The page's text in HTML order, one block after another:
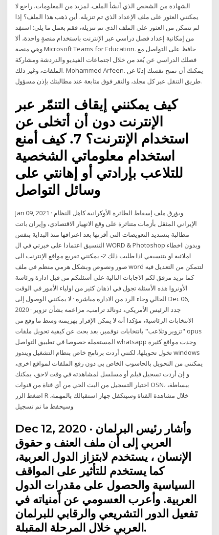
الشهادة من الشخص الذي أنشأ الملف. لمزيد من المعلومات، راجع لا
يمكنني العثور على ملف الإعداد الذي تم تنزيله. أين ذهب هذا الملف؟ إذا
لم تتمكن من العثور على الملف الذي تم تنزيله، فقم بعمل ما يلي: استفِد
من إمكانية إعداد فصل دراسي عبر الإنترنت باستخدام منصةٍ واحدة، ألا
وهي منصة Microsoft Teams for Education. حافظ على التواصل مع
فصلك الدراسي عن بُعد من خلال اجتماعات الفيديو والدردشة ومشاركة
الملفات، وغير ذلك. Mohammed Arfeen. يمكنك أن تمنح نفسك إذنًا عن
طريق التنقل عبر كل مجلد، والنقر فوق متابعة عند مطالبتك بإذن مسؤول.
كيف يمكنني إيقاف التنمّر عبر
الإنترنت دون أن أتخلى عن
استخدام الإنترنت؟ 7. كيف أمنع
استخدام معلوماتي الشخصية
للتلاعب بإرادتي أو إهانتي على
Jan 09, 2021 · ويؤرق ملف إسقاط الطائرة الأوكرانية كاهل النظام
الإيراني المثقل بأزمات متناثرة على وقع الانهيار الاقتصادي، وإيران باتت
مطالبة بتسديد التعويضات التي أقرتها بعد اعترافها منذ البداية بنفس
التنسيق اعتمادا على خبرتي في ال WORD & Photoshop وبدون اخطاء
املائية او بتنسيقي اذا طلبت ذلك 2- يمكنني تفريغ مواقع الإنترنت الى
صور ونصوص وبشكل هرمي منظم في ملف word لتتمكن من التعديل فيه
كما تريد مرفق لكم الاجابات التالية على أسئلتكم من قبل ادارة ورئاسة
الأونروا هذه الأسئلة تجول في اذهان كثير من اولياء الأمور في الوقت
الحالي وجاء الرد من الادارة مباشرة · لا يمكنني الوصول إلى Dec 06,
2020 · جدد الرئيس الأمريكي، دونالد ترامب، مزاعمه بشأن تزوير
الانتخابات الرئاسية، مؤكدا أنه لا يمكن الإقرار بهزيمته وسط ما وقع من
"تزوير وتلاعب" بانتخابات نوفمبر. بعد بحث عن كيفية تحويل ملفات opus
المستعملة خصوصا في تطبيق التواصل whatsapp وجدت مواقع كثيرة
تخول تحويلها، لكنني أردت برنامج خاص بنظام التشغيل ويندوز windows
يمكنني من التحويل بالحاسوب الخاص بي دون رفع الملفات لمواقع اخرى،
و إن أردت تسجيل فيلم أو مسلسل لمشاهدته في وقت لاحق، يمكنك
اختيار التسجيل من البث الحي من أي قناة من قنوات OSN، ببساطة،
اضغط الزر R خلال مشاهدة القناة وسيتكفل جهاز استقبالك بالمهمة،
وسيحفظ ما تم تسجيل
Dec 12, 2020 · وأشار رئيس البرلمان
العربي إلى أن ملف العنف و حقوق
الإنسان ، يستخدم لابتزاز الدول العربية،
كما يستخدم للتأثير على المواقف
السياسية والحصول على مقدرات الدول
العربية. وأعرب العسومي عن أمنياته في
تفعيل الدور التشريعي والرقابي للبرلمان
العربي خلال المرحلة المقبلة.